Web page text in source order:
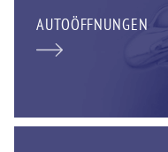
AUTOÖFFNUNGEN